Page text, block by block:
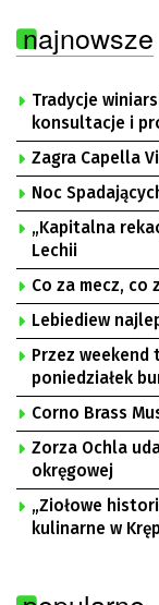
najnowsze
Tradycje
konsultacje i
Zagra Capella
Noc
„Kapitalna
Lechii
Co za mecz, co
Lebiediew
Przez weekend
poniedziałek
Corno Brass
Zorza Ochla
okręgowej
„Ziołowe
kulinarne w